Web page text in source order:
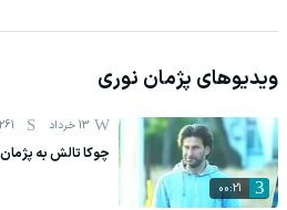
ویدیوهای پژمان نوری
00:21
13 خرداد 261
چوکا تالش به